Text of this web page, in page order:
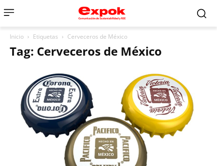
Inicio Etiquetas Cerveceros de México
Tag: Cerveceros de México